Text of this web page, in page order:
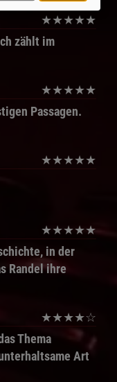
★★★★★
zählt im
★★★★★
Passagen.
★★★★★
★★★★★
in der
Randel ihre
★★★★☆
Thema
Art